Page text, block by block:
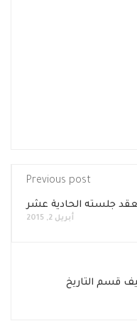
Previous post
جلسته الحادية عشر
أبريل 2, 2015
قسم التاريخ